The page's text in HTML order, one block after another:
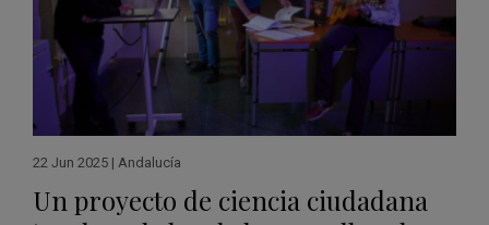
22 Jun 2025 | Andalucía
Un proyecto de ciencia ciudadana